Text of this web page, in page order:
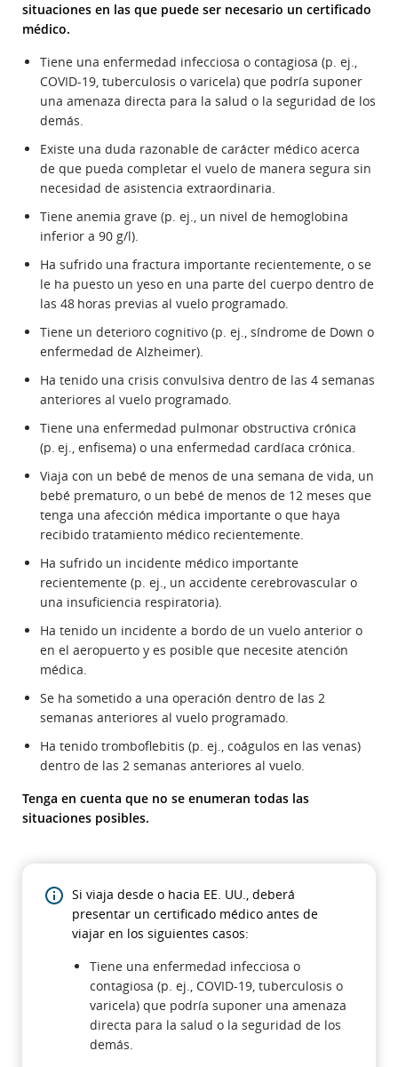
situaciones en las que puede ser necesario un certificado
médico.
Tiene una enfermedad infecciosa o contagiosa (p. ej.,
COVID-19, tuberculosis o varicela) que podría suponer
una amenaza directa para la salud o la seguridad de los
demás.
Existe una duda razonable de carácter médico acerca
de que pueda completar el vuelo de manera segura sin
necesidad de asistencia extraordinaria.
Tiene anemia grave (p. ej., un nivel de hemoglobina
inferior a 90 g/l).
Ha sufrido una fractura importante recientemente, o se
le ha puesto un yeso en una parte del cuerpo dentro de
las 48 horas previas al vuelo programado.
Tiene un deterioro cognitivo (p. ej., síndrome de Down o
enfermedad de Alzheimer).
Ha tenido una crisis convulsiva dentro de las 4 semanas
anteriores al vuelo programado.
Tiene una enfermedad pulmonar obstructiva crónica
(p. ej., enfisema) o una enfermedad cardíaca crónica.
Viaja con un bebé de menos de una semana de vida, un
bebé prematuro, o un bebé de menos de 12 meses que
tenga una afección médica importante o que haya
recibido tratamiento médico recientemente.
Ha sufrido un incidente médico importante
recientemente (p. ej., un accidente cerebrovascular o
una insuficiencia respiratoria).
Ha tenido un incidente a bordo de un vuelo anterior o
en el aeropuerto y es posible que necesite atención
médica.
Se ha sometido a una operación dentro de las 2
semanas anteriores al vuelo programado.
Ha tenido tromboflebitis (p. ej., coágulos en las venas)
dentro de las 2 semanas anteriores al vuelo.
Tenga en cuenta que no se enumeran todas las
situaciones posibles.
Si viaja desde o hacia EE. UU., deberá
presentar un certificado médico antes de
viajar en los siguientes casos:
Tiene una enfermedad infecciosa o
contagiosa (p. ej., COVID-19, tuberculosis o
varicela) que podría suponer una amenaza
directa para la salud o la seguridad de los
demás.